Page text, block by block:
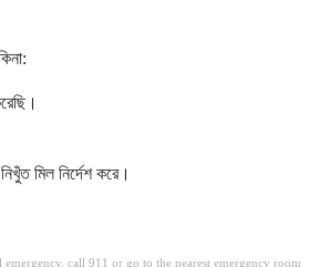
মিল নির্দেশ করে।
call 911 or go to the nearest emergency room